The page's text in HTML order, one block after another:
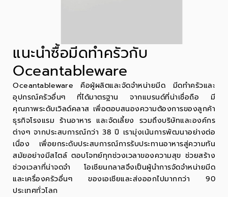
แนะนำซื้อมีดทำครัวกับ
Oceantableware
Oceantableware คือผู้ผลิตและจัดจำหน่ายมีด มีดทำครัวและ
อุปกรณ์ครัวอื่นๆ ที่ได้มาตรฐาน จากแบรนด์ที่น่าเชื่อถือ มี
คุณภาพระดับเวิลด์คลาส เพื่อตอบสนองความต้องการของลูกค้า
ธุรกิจโรงแรม ร้านอาหาร และจัดเลี้ยง รวมถึงบริษัทและองค์กร
ต่างๆ จากประสบการณ์กว่า 38 ปี เรามุ่งเน้นการพัฒนาอย่างต่อ
เนื่อง เพื่อยกระดับประสบการณ์การรับประทานอาหารสู่ความทัน
สมัยอย่างมีสไตล์ ตอบโจทย์ทุกช่วงเวลาของความสุข ช่วยสร้าง
ช่วงเวลาที่น่าจดจำ โอเชียนกลาสจึงเป็นผู้นำการจัดจำหน่ายมีด
และเครื่องครัวอื่นๆ ของเอเชียและส่งออกไปมากกว่า 90
ประเทศทั่วโลก